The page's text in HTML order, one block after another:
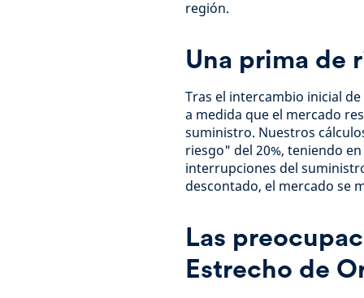
región.
Una prima de
Tras el intercambio inicial
a medida que el mercado
suministro. Nuestros
riesgo" del 20%, teniendo
interrupciones del
descontado, el mercado se
Las
Estrecho de